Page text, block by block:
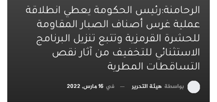
الرحامنة:رئيس الحكومة يعطي انطلاقة
عملية غرس أصناف الصبار المقاومة
للحشرة القرمزية وتتبع تنزيل البرنامج
الاستثنائي للتخفيف من آثار نقص
التساقطات المطرية
بواسطة هيئة التحرير في 16 مارس, 2022